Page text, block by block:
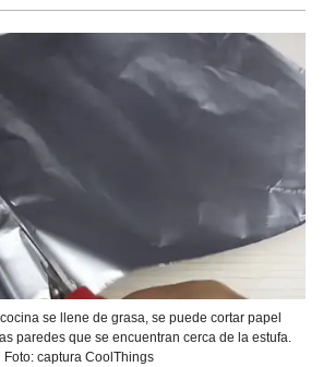
se llene de grasa, se puede cortar papel
paredes que se encuentran cerca de la estufa.
Foto: captura CoolThings